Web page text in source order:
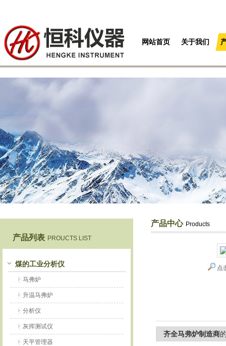
网站首页 关于我们
产品列表 PROUCTS LIST
煤的工业分析仪
马弗炉
升温马弗炉
分析仪
灰挥测试仪
天平管理器
产品中心 Products
点
齐全马弗炉制造商